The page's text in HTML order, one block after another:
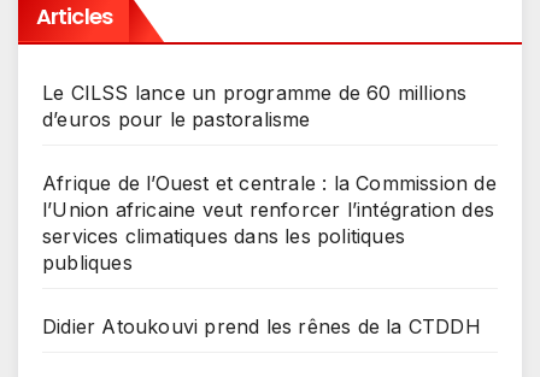
Articles
Le CILSS lance un programme de 60 millions
d’euros pour le pastoralisme
Afrique de l’Ouest et centrale : la Commission de
l’Union africaine veut renforcer l’intégration des
services climatiques dans les politiques
publiques
Didier Atoukouvi prend les rênes de la CTDDH